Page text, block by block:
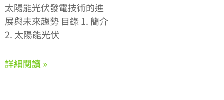
太陽能光伏發電技術的進
展與未來趨勢 目錄 1. 簡介
2. 太陽能光伏
詳細閱讀 »